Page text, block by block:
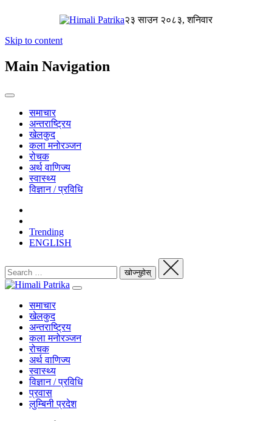
२३ साउन २०८३, शनिवार
Skip to content
Main Navigation
समाचार
अन्तराष्ट्रिय
खेलकुद
कला मनोरञ्जन
रोचक
अर्थ वाणिज्य
स्वास्थ्य
विज्ञान / प्रविधि
Trending
ENGLISH
समाचार
खेलकुद
अन्तराष्ट्रिय
कला मनोरञ्जन
रोचक
अर्थ वाणिज्य
स्वास्थ्य
विज्ञान / प्रविधि
प्रवास
लुम्बिनी प्रदेश